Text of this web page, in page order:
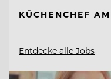
KÜCHENCHEF
Entdecke alle Jobs